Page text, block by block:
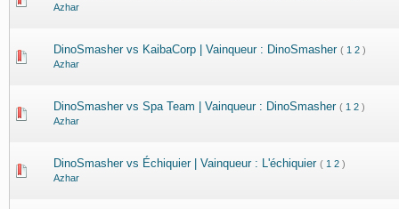
Azhar
DinoSmasher vs KaibaCorp | Vainqueur : DinoSmasher ( 1 2 )
Azhar
DinoSmasher vs Spa Team | Vainqueur : DinoSmasher ( 1 2 )
Azhar
DinoSmasher vs Échiquier | Vainqueur : L'échiquier ( 1 2 )
Azhar